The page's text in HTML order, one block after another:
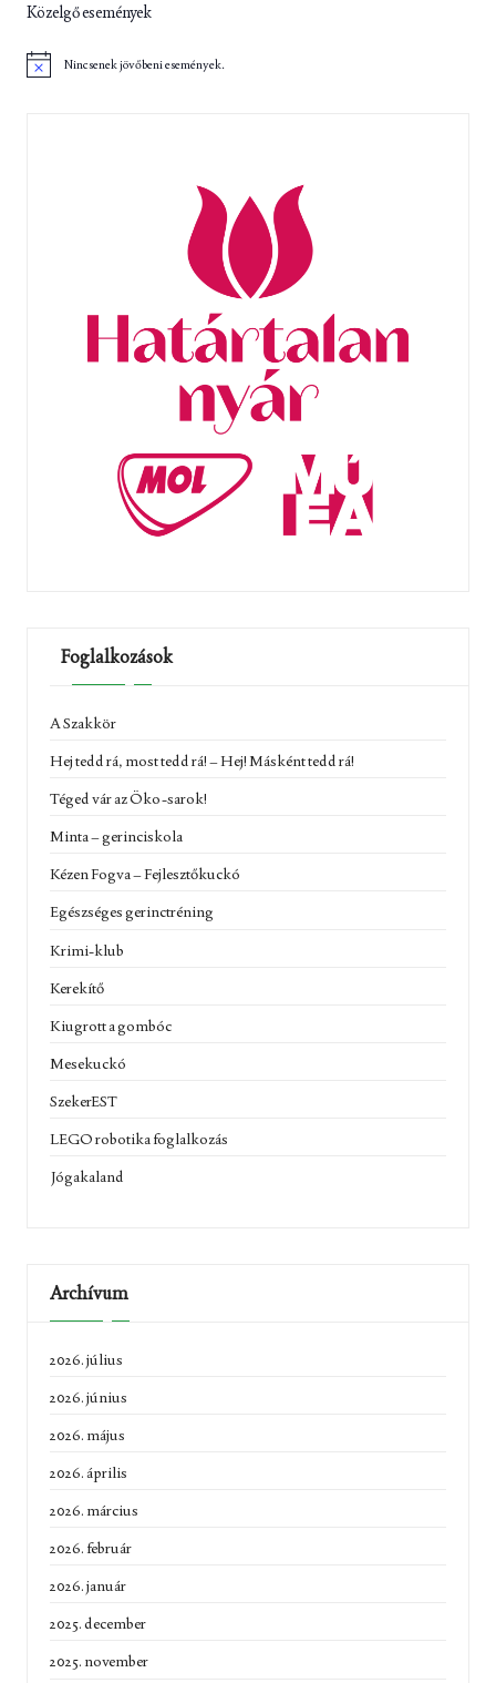
Közelgő események
Nincsenek jövőbeni események.
Foglalkozások
A Szakkör
Hej tedd rá, most tedd rá! – Hej! Másként tedd rá!
Téged vár az Öko-sarok!
Minta – gerinciskola
Kézen Fogva – Fejlesztőkuckó
Egészséges gerinctréning
Krimi-klub
Kerekítő
Kiugrott a gombóc
Mesekuckó
SzekerEST
LEGO robotika foglalkozás
Jógakaland
Archívum
2026. július
2026. június
2026. május
2026. április
2026. március
2026. február
2026. január
2025. december
2025. november